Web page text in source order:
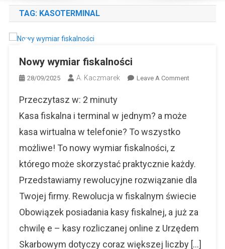
TAG: KASOTERMINAL
Nowy wymiar fiskalności
28/09/2025 A. Kaczmarek Leave A CommentOn
Przeczytasz w: 2 minuty
Kasa fiskalna i terminal w jednym? a może
kasa wirtualna w telefonie? To wszystko
możliwe! To nowy wymiar fiskalności, z
którego może skorzystać praktycznie każdy.
Przedstawiamy rewolucyjne rozwiązanie dla
Twojej firmy. Rewolucja w fiskalnym świecie
Obowiązek posiadania kasy fiskalnej, a już za
chwilę e – kasy rozliczanej online z Urzędem
Skarbowym dotyczy coraz większej liczby […]